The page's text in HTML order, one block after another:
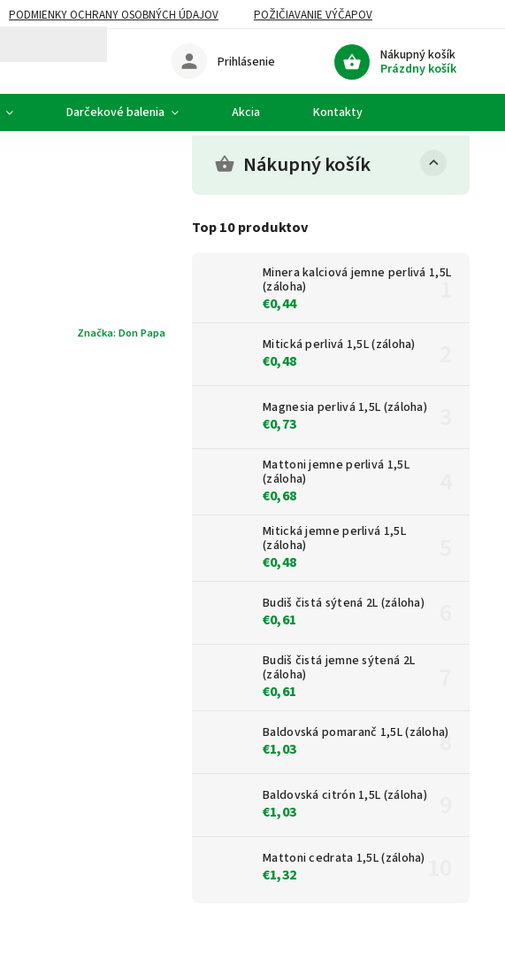
PODMIENKY OCHRANY OSOBNÝCH ÚDAJOV
POŽIČIAVANIE VÝČAPOV
Nákupný košík
Prázdny košík
Prihlásenie
Darčekové balenia Akcia Kontakty
Nákupný košík
Top 10 produktov
Minera kalciová jemne perlivá 1,5L
(záloha)
€0,44
Mitická perlivá 1,5L (záloha)
€0,48
Magnesia perlivá 1,5L (záloha)
€0,73
Mattoni jemne perlivá 1,5L
(záloha)
€0,68
Mitická jemne perlivá 1,5L
(záloha)
€0,48
Budiš čistá sýtená 2L (záloha)
€0,61
Budiš čistá jemne sýtená 2L
(záloha)
€0,61
Baldovská pomaranč 1,5L (záloha)
€1,03
Baldovská citrón 1,5L (záloha)
€1,03
Mattoni cedrata 1,5L (záloha)
€1,32
Značka: Don Papa